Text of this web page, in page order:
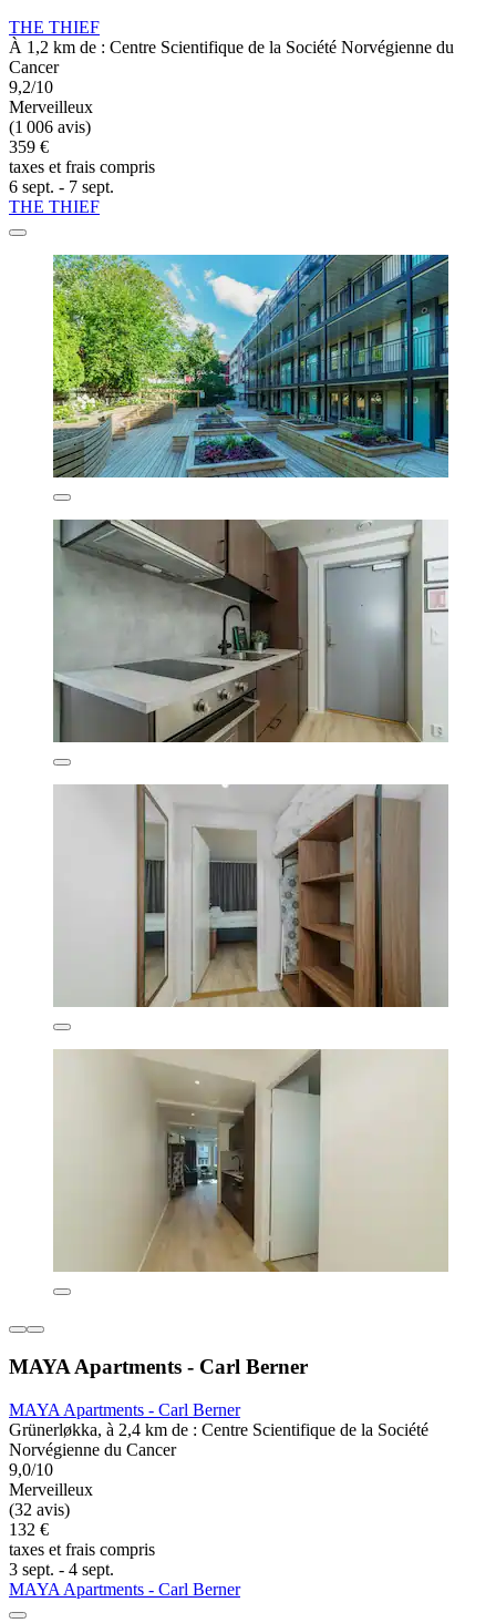
THE THIEF
À 1,2 km de : Centre Scientifique de la Société Norvégienne du
Cancer
9,2/10
Merveilleux
(1 006 avis)
359 €
taxes et frais compris
6 sept. - 7 sept.
THE THIEF
MAYA Apartments - Carl Berner
MAYA Apartments - Carl Berner
Grünerløkka, à 2,4 km de : Centre Scientifique de la Société
Norvégienne du Cancer
9,0/10
Merveilleux
(32 avis)
132 €
taxes et frais compris
3 sept. - 4 sept.
MAYA Apartments - Carl Berner